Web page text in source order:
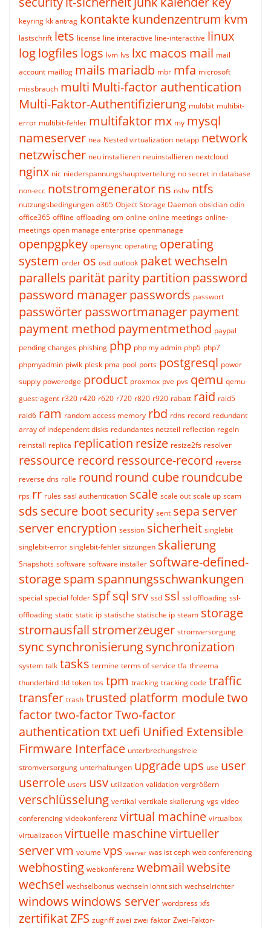
keyring kk antrag kontaktekundenzentrum kvm
lastschrift lets license line interactive line-interactive linux
loglogfiles logs lvm lvs lxc macos mail mail
account maillog mails mariadb mbr mfa microsoft
missbrauch multi Multi-factor authentication
Multi-Faktor-Authentifizierung multibit multibit-
error multibit-fehler multifaktormx my mysql
nameserver nea Nested virtualization netapp network
netzwischer neu installieren neuinstallieren nextcloud
nginx nic niederspannungshauptverteilung no secret in database
non-ecc notstromgeneratorns nshv ntfs
nutzungsbedingungen o365 Object Storage Daemon obsidian odin
office365 offline offloading om online online meetings online-
meetings open manage enterprise openmanage
openpgpkey opensync operating operating
system order os osd outlook paket wechseln
parallels paritätparitypartition password
password managerpasswords passwort
passwörterpasswortmanagerpayment
payment method paymentmethod paypal
pending changes phishing php php my admin php5 php7
phpmyadmin piwik plesk pma pool ports postgresql power
supply poweredge product proxmox pve pvs qemu qemu-
guest-agent r320 r420 r620 r720 r820 r920 rabatt raid raid5
raid6 ram random access memory rbd rdns record redundant
array of independent disks redundantes netzteil reflection regeln
reinstall replica replication resize resize2fs resolver
ressource record ressource-record reverse
reverse dns rolle round round cuberoundcube
rps rr rules sasl authentication scale scale out scale up scam
sds secure bootsecurity sent sepa server
server encryption session sicherheit singlebit
singlebit-error singlebit-fehler sitzungen skalierung
Snapshots software software installer software-defined-
storagespam spannungsschwankungen
special special folder spfsql srv ssd ssl ssl offloading ssl-
offloading static static ip statische statische ip steam storage
stromausfall stromerzeuger stromversorgung
sync synchronisierungsynchronization
system talk tasks termine terms of service tfa threema
thunderbird tld token tos tpm tracking tracking code traffic
transfer trash trusted platform moduletwo
factortwo-factorTwo-factor
authenticationtxtuefi Unified Extensible
Firmware Interface unterbrechungsfreie
stromversorgung unterhaltungen upgradeups use user
userrole users usv utilization validation vergrößern
verschlüsselung vertikal vertikale skalierung vgs video
conferencing videokonferenz virtual machine virtualbox
virtualization virtuelle maschinevirtueller
servervm volume vps vserver was ist ceph web conferencing
webhosting webkonferenz webmailwebsite
wechsel wechselbonus wechseln lohnt sich wechselrichter
windowswindows server wordpress xfs
zertifikatZFS zugriff zwei zwei faktor Zwei-Faktor-